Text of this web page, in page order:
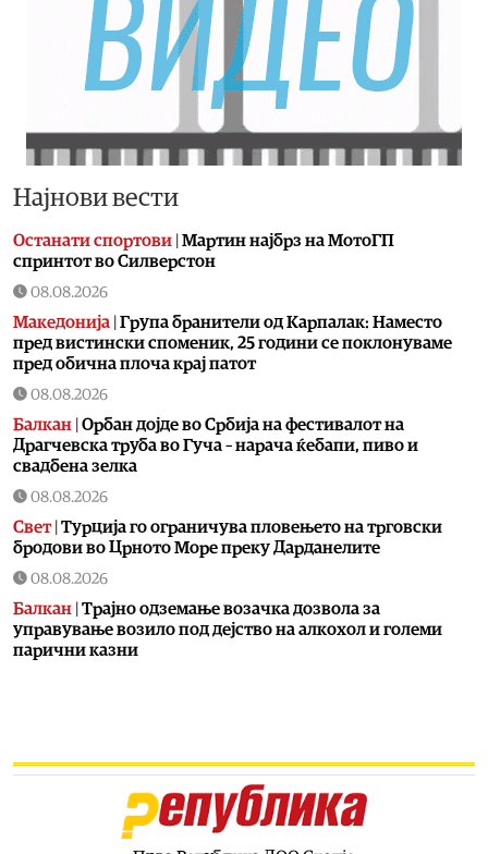
Најнови вести
Останати спортови Мартин најбрз на МотоГП
спринтот во Силверстон
08.08.2026
Македонија Група бранители од Карпалак: Наместо
пред вистински споменик, 25 години се поклонуваме
пред обична плоча крај патот
08.08.2026
Балкан Орбан дојде во Србија на фестивалот на
Драгчевска труба во Гуча – нарача ќебапи, пиво и
свадбена зелка
08.08.2026
Свет| Турција го ограничува пловењето на трговски
бродови во Црното Море преку Дарданелите
08.08.2026
Балкан Трајно одземање возачка дозвола за
управување возило под дејство на алкохол и големи
парични казни
08.08.2026
Иран: Отворањето на Ормутскиот Теснец зависи